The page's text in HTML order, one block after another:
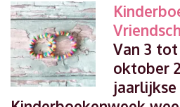
Van 3
oktober
jaarlijkse